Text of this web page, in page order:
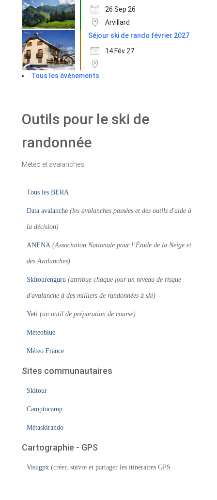
26 Sep 26
Arvillard
Séjour ski de rando février 2027
14 Fév 27
Tous les évènements
Outils pour le ski de
randonnée
Météo et avalanches
Tous les BERA
Data avalanche (les avalanches passées et des outils d'aide à
la décision)
ANENA (Association Nationale pour l’Étude de la Neige et
des Avalanches)
Skitourenguru (attribue chaque jour un niveau de risque
d'avalanche à des milliers de randonnées à ski)
Yeti (un outil de préparation de course)
Météoblue
Méteo France
Sites communautaires
Skitour
Camptocamp
Métaskirando
Cartographie - GPS
Visugpx (créer, suivre et partager les itinéraires GPS